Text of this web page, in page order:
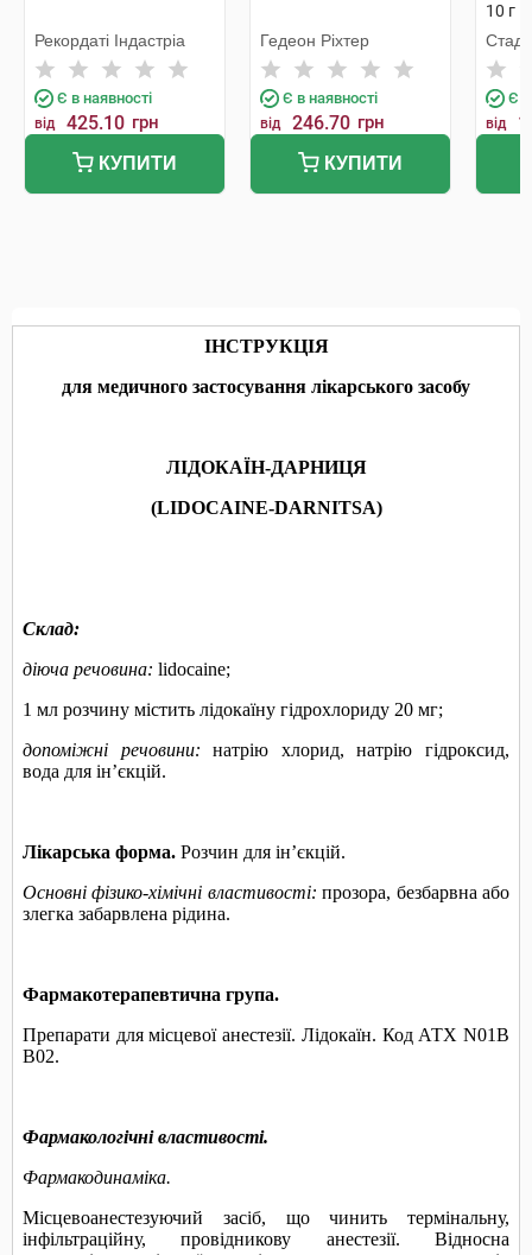
Рекордаті Індастріа
Є в наявності
від 425.10 грн
КУПИТИ
Гедеон Ріхтер
Є в наявності
від 246.70 грн
КУПИТИ
10 г
Є в
від